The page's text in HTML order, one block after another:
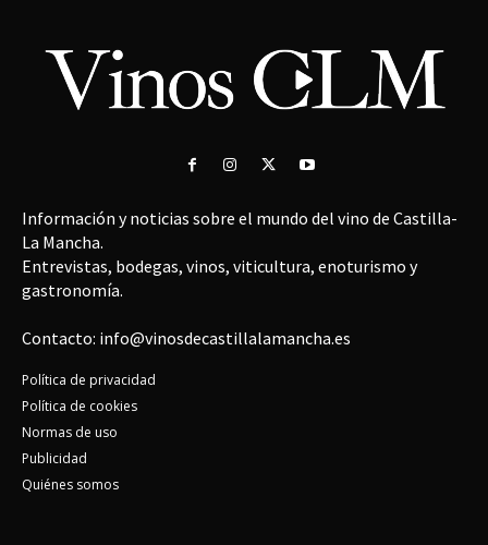
Información y noticias sobre el mundo del vino de Castilla-
La Mancha.
Entrevistas, bodegas, vinos, viticultura, enoturismo y
gastronomía.
Contacto: info@vinosdecastillalamancha.es
Política de privacidad
Política de cookies
Normas de uso
Publicidad
Quiénes somos